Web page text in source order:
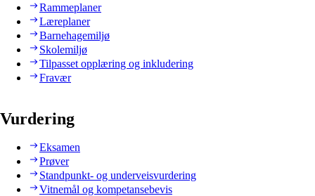
Rammeplaner
Læreplaner
Barnehagemiljø
Skolemiljø
Tilpasset opplæring og inkludering
Fravær
Vurdering
Eksamen
Prøver
Standpunkt- og underveisvurdering
Vitnemål og kompetansebevis